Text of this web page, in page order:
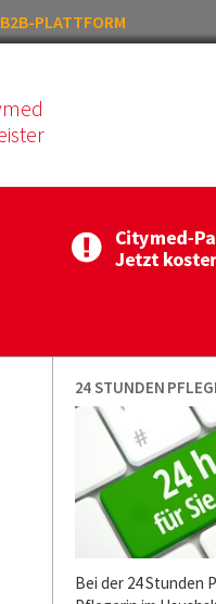
B2B-PLATTFORM
24 STUNDEN
Bei der 24 Stunden